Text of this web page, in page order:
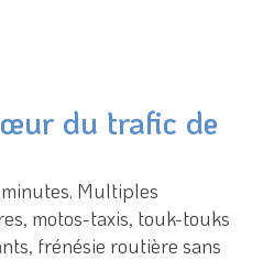
du trafic de
minutes. Multiples
motos-taxis, touk-touks
frénésie routière sans